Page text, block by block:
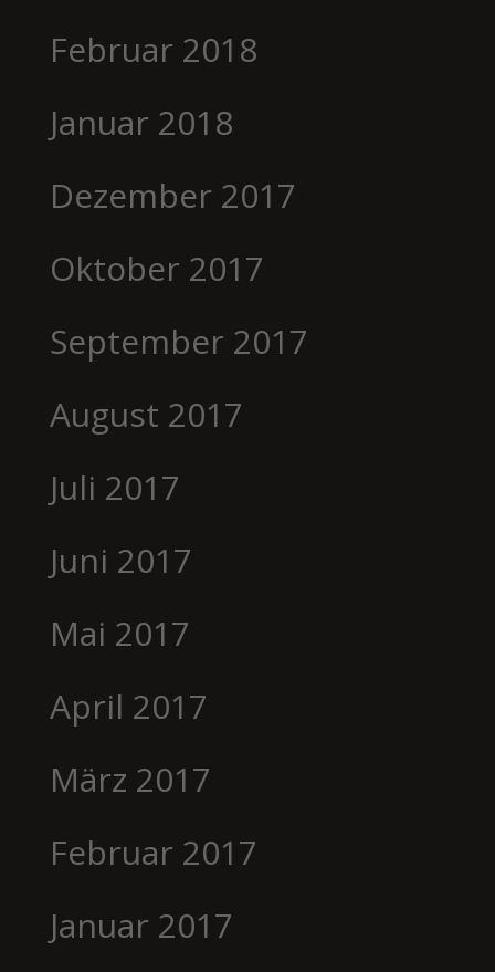
Februar 2018
Januar 2018
Dezember 2017
Oktober 2017
September 2017
August 2017
Juli 2017
Juni 2017
Mai 2017
April 2017
März 2017
Februar 2017
Januar 2017